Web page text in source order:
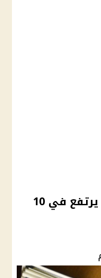
سعر الدولار أمام الجنيه اليوم يرتفع في 10